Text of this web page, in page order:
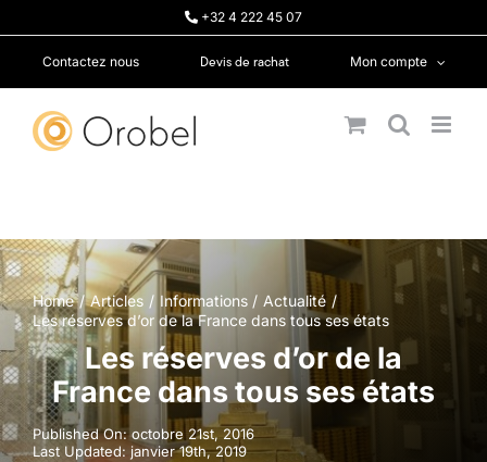
+32 4 222 45 07
Contactez nous Devis de rachat Mon compte
Home Articles Informations
Actualité
Les réserves d’or de la France dans tous ses états
Les réserves d’or de la
France dans tous ses états
Published On: octobre 21st, 2016
Last Updated: janvier 19th, 2019